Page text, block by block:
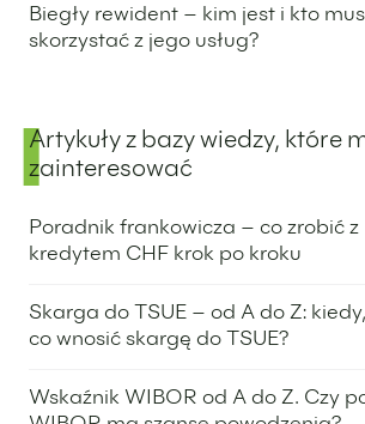
Biegły rewident – kim jest i kto
skorzystać z jego usług?
Artykuły z bazy wiedzy, które
zainteresować
Poradnik frankowicza – co zrobić z
kredytem CHF krok po kroku
Skarga do TSUE – od A do Z:
co wnosić skargę do TSUE?
Wskaźnik WIBOR od A do Z. Czy